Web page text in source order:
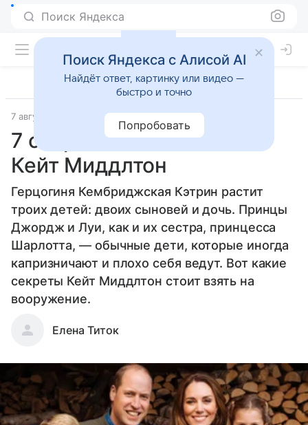
Поиск Яндекса
7 августа 2024 Семья
7 секретов воспитания от
Кейт Миддлтон
Герцогиня Кембриджская Кэтрин растит
троих детей: двоих сыновей и дочь. Принцы
Джордж и Луи, как и их сестра, принцесса
Шарлотта, — обычные дети, которые иногда
капризничают и плохо себя ведут. Вот какие
секреты Кейт Миддлтон стоит взять на
вооружение.
Елена Титок
Поиск Яндекса с Алисой AI
Найдёт ответ, картинку или видео —
быстро и точно
Попробовать